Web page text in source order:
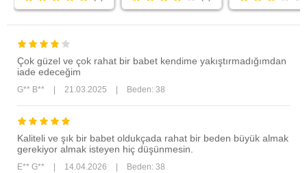
Çok güzel ve çok rahat bir babet kendime yakıştırmadığımdan
iade edeceğim
G** B** 21.03.2025 Beden: 38
Kaliteli ve şık bir babet oldukçada rahat bir beden büyük almak
gerekiyor almak isteyen hiç düşünmesin.
E** G** 14.04.2026 Beden: 38